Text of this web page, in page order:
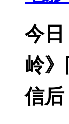
今
岭
信